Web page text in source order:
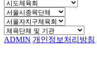
ADMIN 개인정보처리방침